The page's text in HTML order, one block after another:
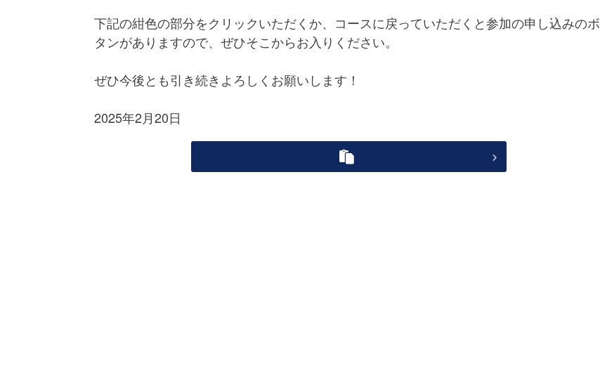
下記の紺色の部分をクリックいただくか、コースに戻っていただくと参加の申し込みのボ
タンがありますので、ぜひそこからお入りください。
ぜひ今後とも引き続きよろしくお願いします！
2025年2月20日